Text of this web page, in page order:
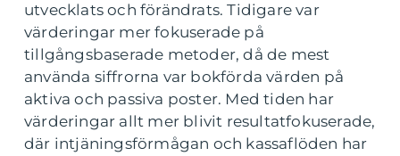
utvecklats och förändrats. Tidigare var
värderingar mer fokuserade på
tillgångsbaserade metoder, då de mest
använda siffrorna var bokförda värden på
aktiva och passiva poster. Med tiden har
värderingar allt mer blivit resultatfokuserade,
där intjäningsförmågan och kassaflöden har